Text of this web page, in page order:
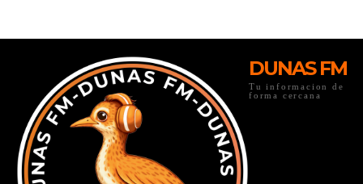
DUNAS FM
Tu informacion de
forma cercana